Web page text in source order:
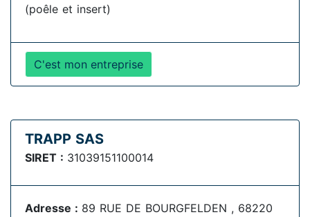
(poêle et insert)
C'est mon entreprise
TRAPP SAS
SIRET : 31039151100014
Adresse : 89 RUE DE BOURGFELDEN , 68220